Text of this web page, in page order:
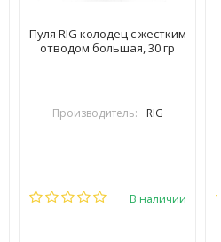
Пуля RIG колодец с жестким
отводом большая, 30 гр
Производитель: RIG
В наличии